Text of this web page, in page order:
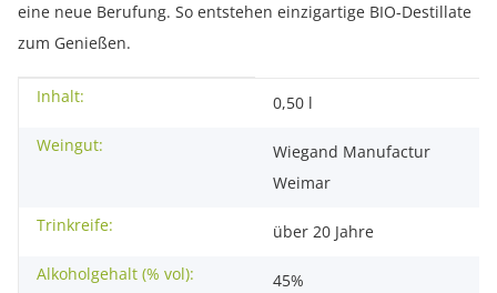
eine neue Berufung. So entstehen einzigartige BIO-Destillate
zum Genießen.
Produkteigenschaft
Wert
Inhalt:
0,50 l
Weingut:
Wiegand Manufactur
Weimar
Trinkreife:
über 20 Jahre
Alkoholgehalt (% vol):
45%